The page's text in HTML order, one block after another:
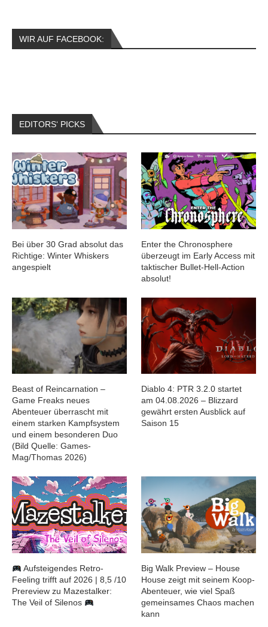
WIR AUF FACEBOOK:
EDITORS‘ PICKS
Bei über 30 Grad absolut das
Richtige: Winter Whiskers
angespielt
Enter the Chronosphere
überzeugt im Early Access mit
taktischer Bullet-Hell-Action
absolut!
Beast of Reincarnation –
Game Freaks neues
Abenteuer überrascht mit
einem starken Kampfsystem
und einem besonderen Duo
(Bild Quelle: Games-
Mag/Thomas 2026)
Diablo 4: PTR 3.2.0 startet
am 04.08.2026 – Blizzard
gewährt ersten Ausblick auf
Saison 15
Aufsteigendes Retro-
Feeling trifft auf 2026 | 8,5 /10
Prereview zu Mazestalker:
The Veil of Silenos
Big Walk Preview – House
House zeigt mit seinem Koop-
Abenteuer, wie viel Spaß
gemeinsames Chaos machen
kann